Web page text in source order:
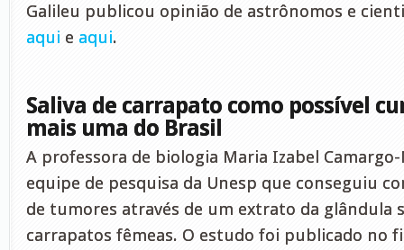
Galileu publicou opinião de astrônomos e
aqui e aqui.
Saliva de carrapato como possível
mais uma do Brasil
A professora de biologia Maria Izabel
equipe de pesquisa da Unesp que conseguiu
de tumores através de um extrato da glândula
carrapatos fêmeas. O estudo foi publicado no